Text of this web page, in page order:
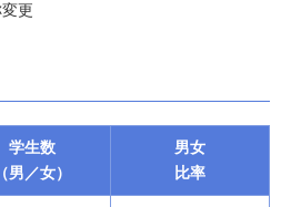
更
学生数
（男／女）
男女
比率